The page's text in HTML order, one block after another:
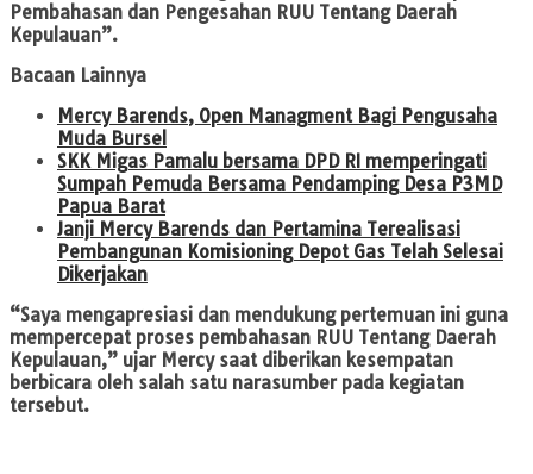
Pembahasan dan Pengesahan RUU Tentang Daerah
Kepulauan”.
Bacaan Lainnya
Mercy Barends, Open Managment Bagi Pengusaha
Muda Bursel
SKK Migas Pamalu bersama DPD RI memperingati
Sumpah Pemuda Bersama Pendamping Desa P3MD
Papua Barat
Janji Mercy Barends dan Pertamina Terealisasi
Pembangunan Komisioning Depot Gas Telah Selesai
Dikerjakan
“Saya mengapresiasi dan mendukung pertemuan ini guna
mempercepat proses pembahasan RUU Tentang Daerah
Kepulauan,” ujar Mercy saat diberikan kesempatan
berbicara oleh salah satu narasumber pada kegiatan
tersebut.